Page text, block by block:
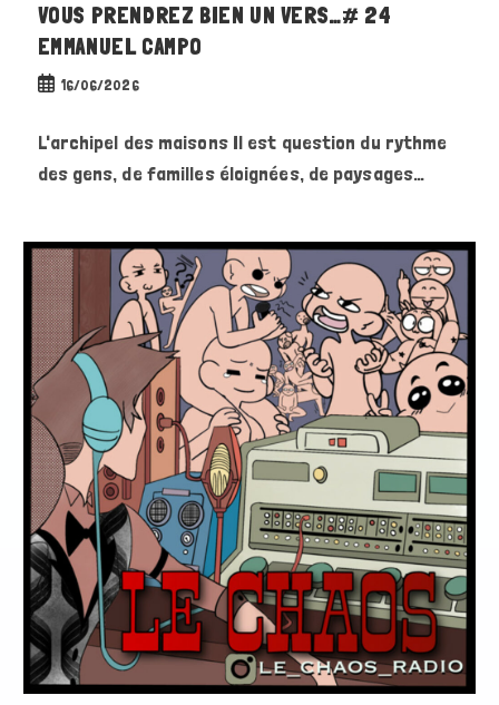
VOUS PRENDREZ BIEN UN VERS…# 24
EMMANUEL CAMPO
Publication
16/06/2026
L'archipel des maisons Il est question du rythme
des gens, de familles éloignées, de paysages…